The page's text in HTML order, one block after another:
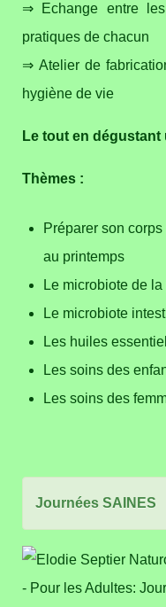
⇒ Echange entre
pratiques de chacun
⇒ Atelier de
hygiène de vie
Le tout en
Thèmes :
Préparer son corps
au printemps
Le microbiote de la
Le microbiote
Les huiles
Les soins des
Les soins des
Journées SAINES